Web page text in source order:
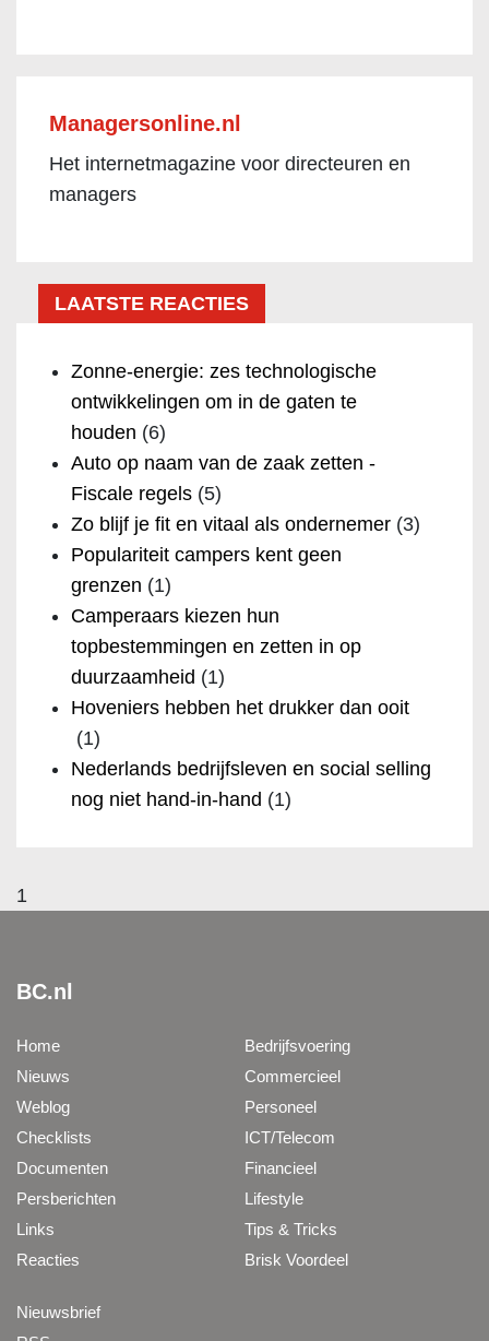
Managersonline.nl
Het internetmagazine voor directeuren en
managers
LAATSTE REACTIES
Zonne-energie: zes technologische
ontwikkelingen om in de gaten te
houden (6)
Auto op naam van de zaak zetten -
Fiscale regels (5)
Zo blijf je fit en vitaal als ondernemer (3)
Populariteit campers kent geen
grenzen (1)
Camperaars kiezen hun
topbestemmingen en zetten in op
duurzaamheid (1)
Hoveniers hebben het drukker dan ooit
(1)
Nederlands bedrijfsleven en social selling
nog niet hand-in-hand (1)
1
BC.nl
Home
Nieuws
Weblog
Checklists
Documenten
Persberichten
Links
Reacties
Bedrijfsvoering
Commercieel
Personeel
ICT/Telecom
Financieel
Lifestyle
Tips & Tricks
Brisk Voordeel
Nieuwsbrief